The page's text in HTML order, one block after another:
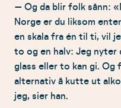
oppfordrer til å
velge
Han er opptatt
å uttrykke
unge i dag
«utbrenthet»
vært
– Og da blir folk sånn:
Norge er du liksom
en skala fra én til ti, vil
to og en halv: Jeg
glass eller to kan gi.
alternativ å kutte ut
jeg, sier han.